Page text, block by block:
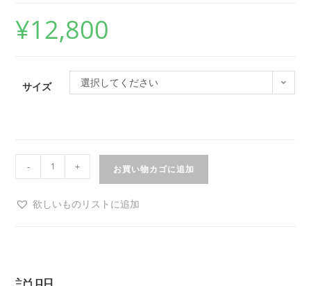
¥12,800
サイズ 選択してください
- + お買い物カゴに追加
欲しいものリストに追加